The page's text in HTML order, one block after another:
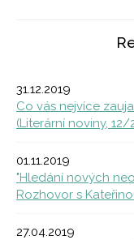
31.12.2019
Co vás nejvíce
(Literární noviny, 12/
01.11.2019
"Hledání nových
Rozhovor s
27.04.2019